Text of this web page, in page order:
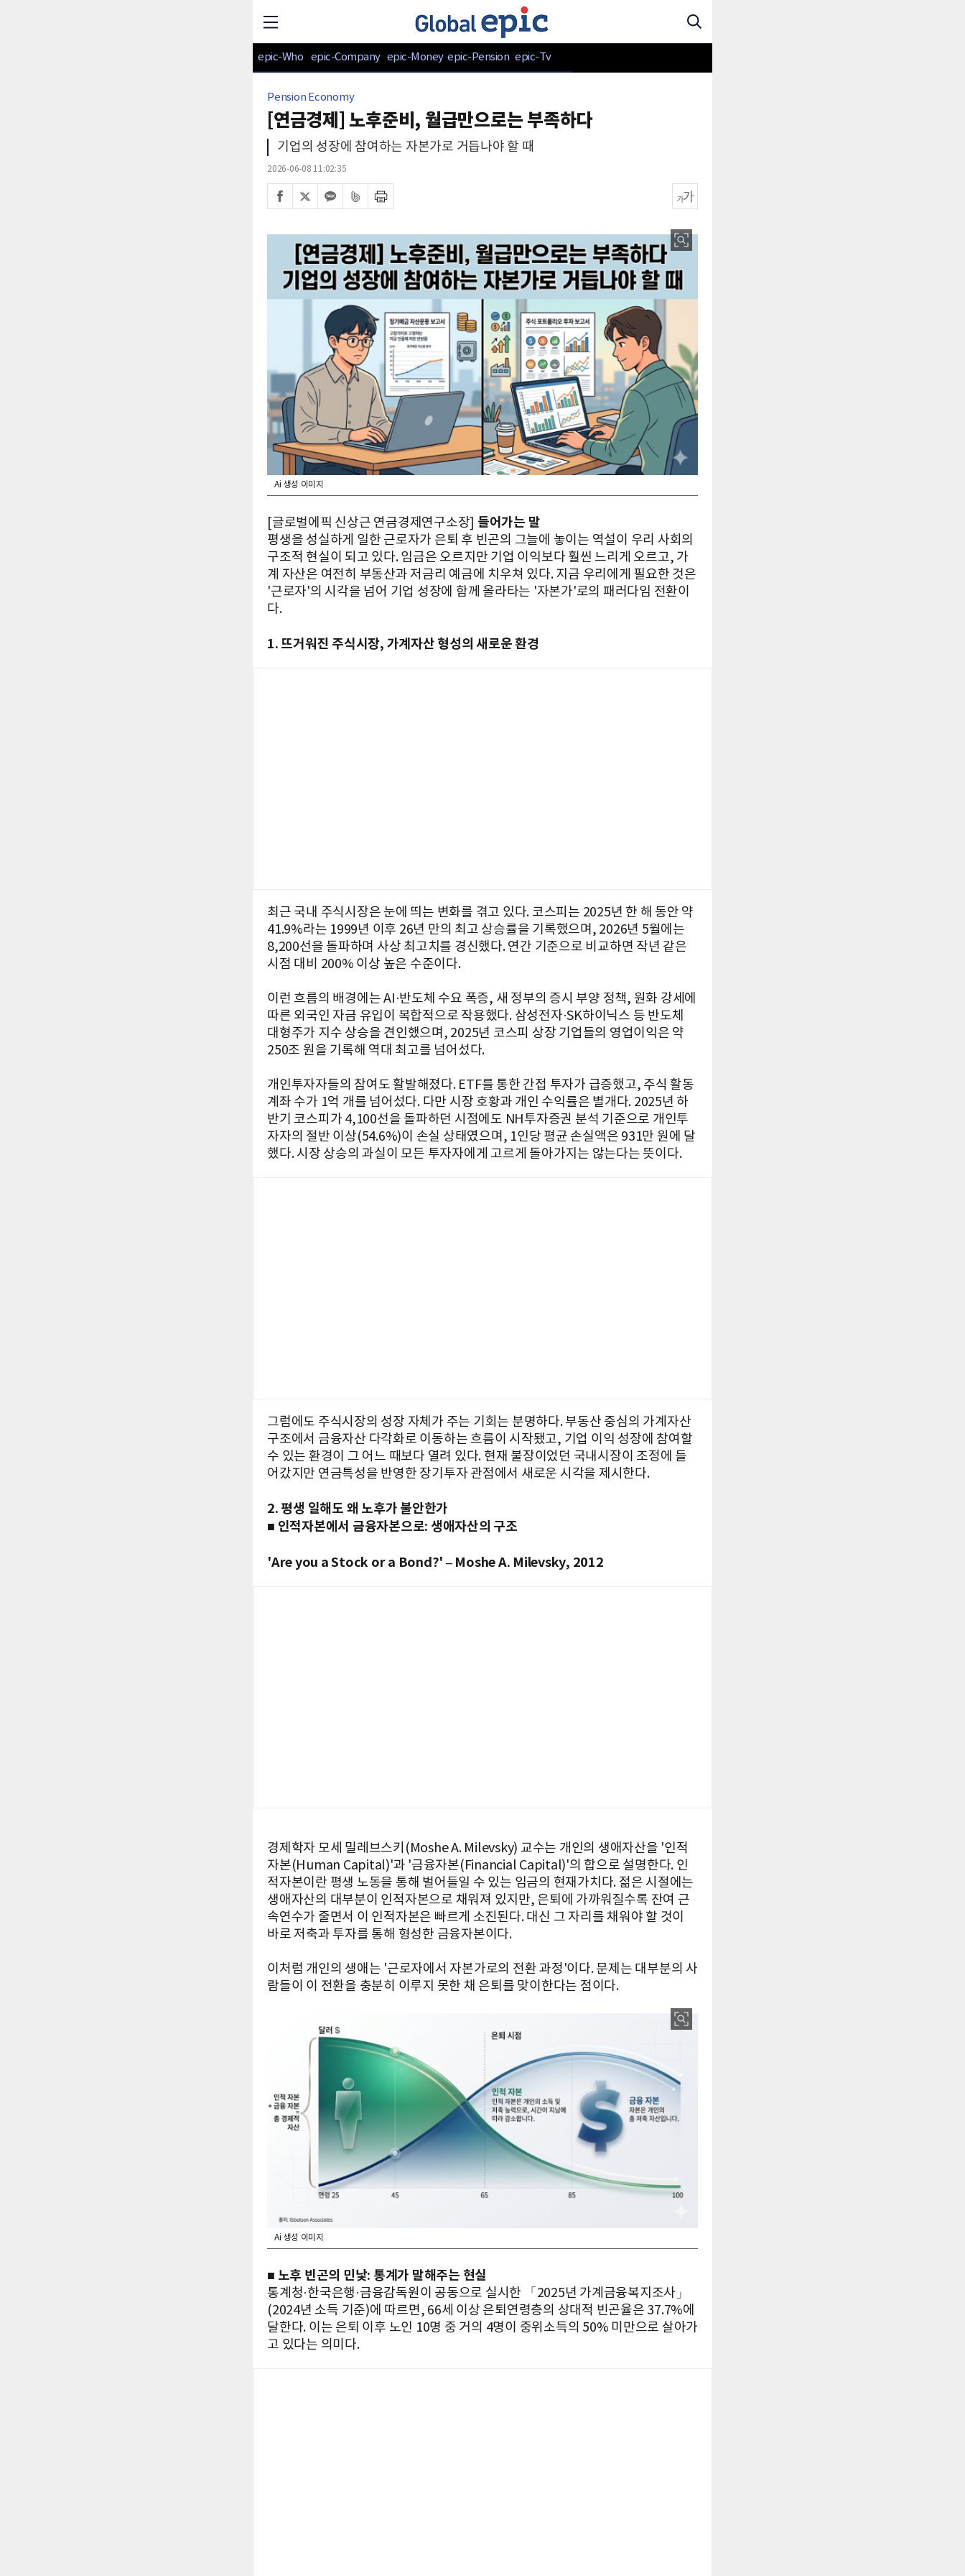
epic-Who epic-Company epic-Money epic-Pension epic-Tv
Pension Economy
[연금경제] 노후준비, 월급만으로는 부족하다
기업의 성장에 참여하는 자본가로 거듭나야 할 때
2026-06-08 11:02:35
Ai 생성 이미지
[글로벌에픽 신상근 연금경제연구소장] 들어가는 말
평생을 성실하게 일한 근로자가 은퇴 후 빈곤의 그늘에 놓이는 역설이 우리 사회의
구조적 현실이 되고 있다. 임금은 오르지만 기업 이익보다 훨씬 느리게 오르고, 가
계 자산은 여전히 부동산과 저금리 예금에 치우쳐 있다. 지금 우리에게 필요한 것은
'근로자'의 시각을 넘어 기업 성장에 함께 올라타는 '자본가'로의 패러다임 전환이
다.
1. 뜨거워진 주식시장, 가계자산 형성의 새로운 환경
최근 국내 주식시장은 눈에 띄는 변화를 겪고 있다. 코스피는 2025년 한 해 동안 약
41.9%라는 1999년 이후 26년 만의 최고 상승률을 기록했으며, 2026년 5월에는
8,200선을 돌파하며 사상 최고치를 경신했다. 연간 기준으로 비교하면 작년 같은
시점 대비 200% 이상 높은 수준이다.
이런 흐름의 배경에는 AI·반도체 수요 폭증, 새 정부의 증시 부양 정책, 원화 강세에
따른 외국인 자금 유입이 복합적으로 작용했다. 삼성전자·SK하이닉스 등 반도체
대형주가 지수 상승을 견인했으며, 2025년 코스피 상장 기업들의 영업이익은 약
250조 원을 기록해 역대 최고를 넘어섰다.
개인투자자들의 참여도 활발해졌다. ETF를 통한 간접 투자가 급증했고, 주식 활동
계좌 수가 1억 개를 넘어섰다. 다만 시장 호황과 개인 수익률은 별개다. 2025년 하
반기 코스피가 4,100선을 돌파하던 시점에도 NH투자증권 분석 기준으로 개인투
자자의 절반 이상(54.6%)이 손실 상태였으며, 1인당 평균 손실액은 931만 원에 달
했다. 시장 상승의 과실이 모든 투자자에게 고르게 돌아가지는 않는다는 뜻이다.
그럼에도 주식시장의 성장 자체가 주는 기회는 분명하다. 부동산 중심의 가계자산
구조에서 금융자산 다각화로 이동하는 흐름이 시작됐고, 기업 이익 성장에 참여할
수 있는 환경이 그 어느 때보다 열려 있다. 현재 불장이었던 국내시장이 조정에 들
어갔지만 연금특성을 반영한 장기투자 관점에서 새로운 시각을 제시한다.
2. 평생 일해도 왜 노후가 불안한가
■ 인적자본에서 금융자본으로: 생애자산의 구조
'Are you a Stock or a Bond?' – Moshe A. Milevsky, 2012
경제학자 모세 밀레브스키(Moshe A. Milevsky) 교수는 개인의 생애자산을 '인적
자본(Human Capital)'과 '금융자본(Financial Capital)'의 합으로 설명한다. 인
적자본이란 평생 노동을 통해 벌어들일 수 있는 임금의 현재가치다. 젊은 시절에는
생애자산의 대부분이 인적자본으로 채워져 있지만, 은퇴에 가까워질수록 잔여 근
속연수가 줄면서 이 인적자본은 빠르게 소진된다. 대신 그 자리를 채워야 할 것이
바로 저축과 투자를 통해 형성한 금융자본이다.
이처럼 개인의 생애는 '근로자에서 자본가로의 전환 과정'이다. 문제는 대부분의 사
람들이 이 전환을 충분히 이루지 못한 채 은퇴를 맞이한다는 점이다.
Ai 생성 이미지
■ 노후 빈곤의 민낯: 통계가 말해주는 현실
통계청·한국은행·금융감독원이 공동으로 실시한 「2025년 가계금융복지조사」
(2024년 소득 기준)에 따르면, 66세 이상 은퇴연령층의 상대적 빈곤율은 37.7%에
달한다. 이는 은퇴 이후 노인 10명 중 거의 4명이 중위소득의 50% 미만으로 살아가
고 있다는 의미다.